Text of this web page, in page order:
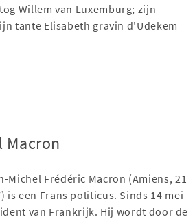
Willem van Luxemburg; zijn
tante Elisabeth gravin d'Udekem
Macron
Michel Frédéric Macron (Amiens, 21
is een Frans politicus. Sinds 14 mei
van Frankrijk. Hij wordt door de